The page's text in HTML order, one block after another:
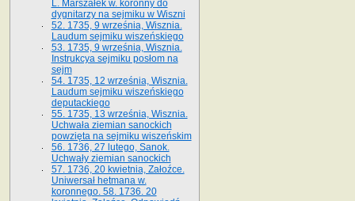
L. Marszałek w. koronny do
dygnitarzy na sejmiku w Wiszni
52. 1735, 9 września, Wisznia.
Laudum sejmiku wiszeńskiego
53. 1735, 9 września, Wisznia.
Instrukcya sejmiku posłom na
sejm
54. 1735, 12 września, Wisznia.
Laudum sejmiku wiszeńskiego
deputackiego
55. 1735, 13 września, Wisznia.
Uchwała ziemian sanockich
powzięta na sejmiku wiszeńskim
56. 1736, 27 lutego, Sanok.
Uchwały ziemian sanockich
57. 1736, 20 kwietnia, Załoźce.
Uniwersał hetmana w.
koronnego. 58. 1736. 20